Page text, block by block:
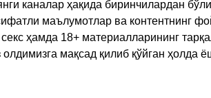
каналар ҳақида биринчилардан
маълумотлар ва контентнинг
секс ҳамда 18+ материалларининг
мақсад қилиб қўйган ҳолда